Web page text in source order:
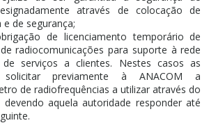
através de colocação de
de segurança;
de licenciamento temporário de
radiocomunicações para suporte à rede
serviços a clientes. Nestes casos as
solicitar previamente à ANACOM a
de radiofrequências a utilizar através do
aquela autoridade responder até